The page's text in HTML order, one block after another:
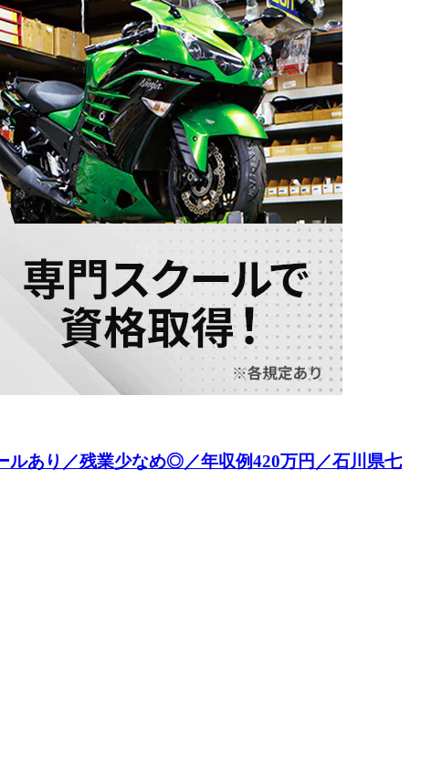
ルあり／残業少なめ◎／年収例420万円／石川県七